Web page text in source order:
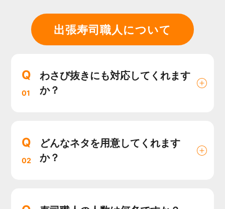
出張寿司職人について
Q
01
わさび抜きにも対応してくれます
か？
Q
02
どんなネタを用意してくれます
か？